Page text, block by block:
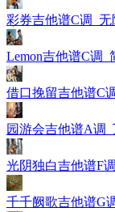
彩券吉他谱C调_
Lemon吉他谱C调
借口挽留吉他谱C
园游会吉他谱A调
光阴独白吉他谱F
千千阙歌吉他谱G